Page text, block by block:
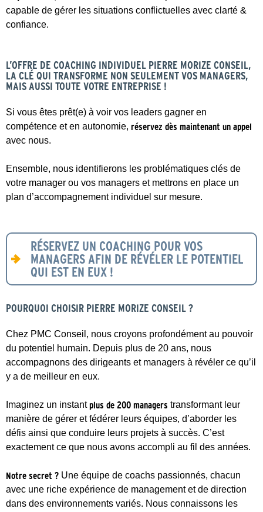
capable de gérer les situations conflictuelles avec clarté &
confiance.
L’OFFRE DE COACHING INDIVIDUEL PIERRE MORIZE CONSEIL,
LA CLÉ QUI TRANSFORME NON SEULEMENT VOS MANAGERS,
MAIS AUSSI TOUTE VOTRE ENTREPRISE !
Si vous êtes prêt(e) à voir vos leaders gagner en
compétence et en autonomie, réservez dès maintenant un appel
avec nous.
Ensemble, nous identifierons les problématiques clés de
votre manager ou vos managers et mettrons en place un
plan d’accompagnement individuel sur mesure.
RÉSERVEZ UN COACHING POUR VOS
MANAGERS AFIN DE RÉVÉLER LE POTENTIEL
QUI EST EN EUX !
POURQUOI CHOISIR PIERRE MORIZE CONSEIL ?
Chez PMC Conseil, nous croyons profondément au pouvoir
du potentiel humain. Depuis plus de 20 ans, nous
accompagnons des dirigeants et managers à révéler ce qu’il
y a de meilleur en eux.
Imaginez un instantplus de 200 managers transformant leur
manière de gérer et fédérer leurs équipes, d’aborder les
défis ainsi que conduire leurs projets à succès. C’est
exactement ce que nous avons accompli au fil des années.
Notre secret ? Une équipe de coachs passionnés, chacun
avec une riche expérience de management et de direction
dans des environnements variés. Nous connaissons les